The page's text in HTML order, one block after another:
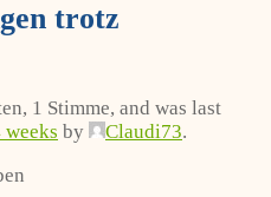
trotz
1 Stimme, and was last
weeks by Claudi73.